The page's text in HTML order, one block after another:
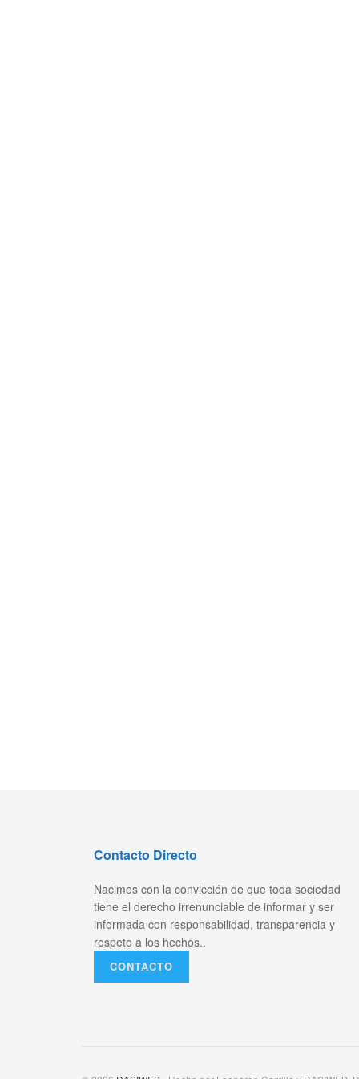
Contacto Directo
Nacimos con la convicción de que toda sociedad
tiene el derecho irrenunciable de informar y ser
informada con responsabilidad, transparencia y
respeto a los hechos..
CONTACTO